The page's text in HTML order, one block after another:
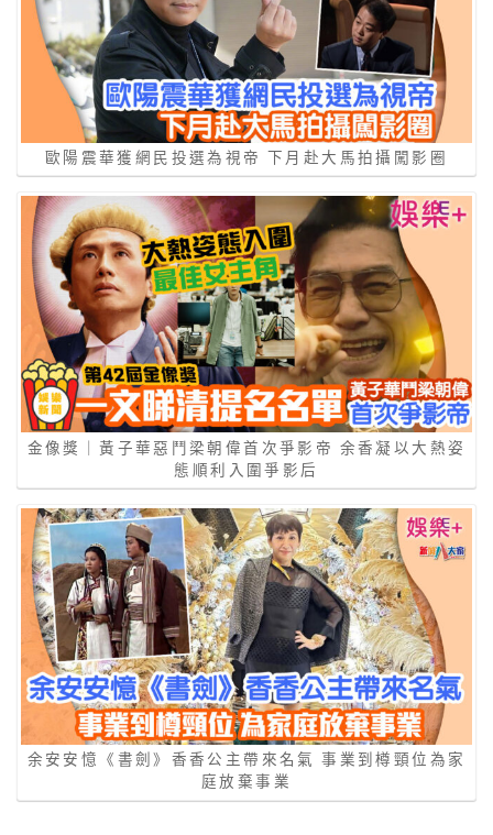
歐陽震華獲網民投選為視帝 下月赴大馬拍攝闖影圈
金像獎｜黃子華惡鬥梁朝偉首次爭影帝 余香凝以大熱姿
態順利入圍爭影后
余安安憶《書劍》香香公主帶來名氣 事業到樽頸位為家
庭放棄事業